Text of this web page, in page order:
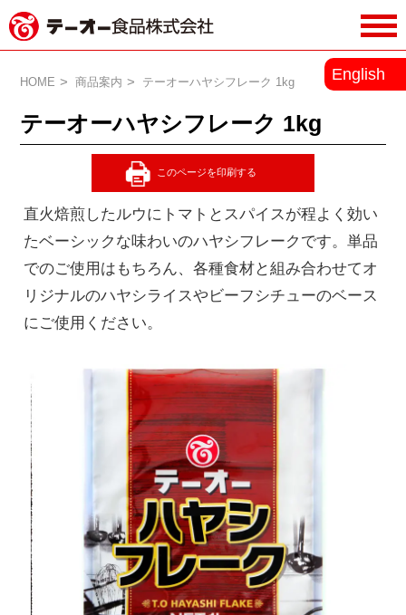
ー食品株式会社
English
HOME 商品案内 テーオーハヤシフレーク 1kg
テーオーハヤシフレーク 1kg
直火焙煎したルウにトマトとスパイスが程よく効い
たベーシックな味わいのハヤシフレークです。単品
でのご使用はもちろん、各種食材と組み合わせてオ
リジナルのハヤシライスやビーフシチューのベース
にご使用ください。